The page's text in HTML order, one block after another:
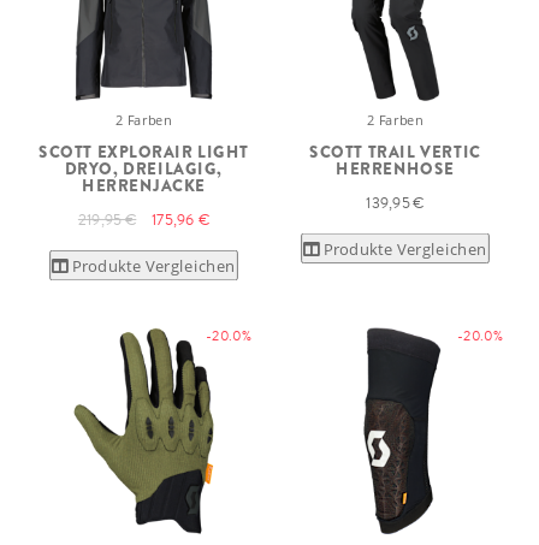
2 Farben
SCOTT EXPLORAIR LIGHT
DRYO, DREILAGIG,
HERRENJACKE
219,95 € 175,96 €
Produkte Vergleichen
2 Farben
SCOTT TRAIL VERTIC
HERRENHOSE
139,95 €
Produkte Vergleichen
-20.0% -20.0%